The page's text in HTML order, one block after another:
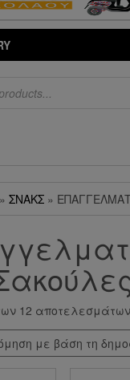
» ΣΝΑΚΣ »
12 αποτελεσμάτων